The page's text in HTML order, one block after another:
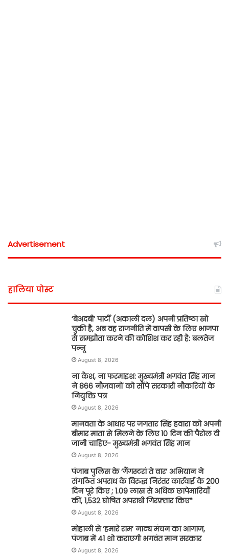
Advertisement
हालिया पोस्ट
‘बेअदबी’ पार्टी (अकाली दल) अपनी प्रतिष्ठा खो
चुकी है, अब वह राजनीति में वापसी के लिए भाजपा
से समझौता करने की कोशिश कर रही है: बलतेज
पन्नू
August 8, 2026
ना कैश, ना फरमाइश: मुख्यमंत्री भगवंत सिंह मान
ने 866 नौजवानों को सौंपे सरकारी नौकरियों के
नियुक्ति पत्र
August 8, 2026
मानवता के आधार पर जगतार सिंह हवारा को अपनी
बीमार माता से मिलने के लिए 10 दिन की पैरोल दी
जानी चाहिए- मुख्यमंत्री भगवंत सिंह मान
August 8, 2026
पंजाब पुलिस के ‘गैंगस्टरां ते वार’ अभियान ने
संगठित अपराध के विरुद्ध निरंतर कार्रवाई के 200
दिन पूरे किए ; 1.09 लाख से अधिक छापेमारियाँ
कीं, 1,532 घोषित अपराधी गिरफ़्तार किए*
August 8, 2026
मोहाली से ‘हमारे राम’ नाट्य मंचन का आगाज,
पंजाब में 41 शो कराएगी भगवंत मान सरकार
August 8, 2026